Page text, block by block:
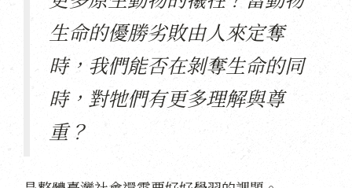
生命的優勝劣敗由人來定奪
時，我們能否在剝奪生命的同
時，對牠們有更多理解與尊
重？